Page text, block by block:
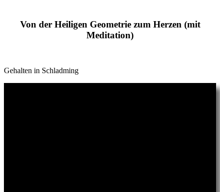
Von der Heiligen Geometrie zum Herzen (mit
Meditation)
Gehalten in Schladming